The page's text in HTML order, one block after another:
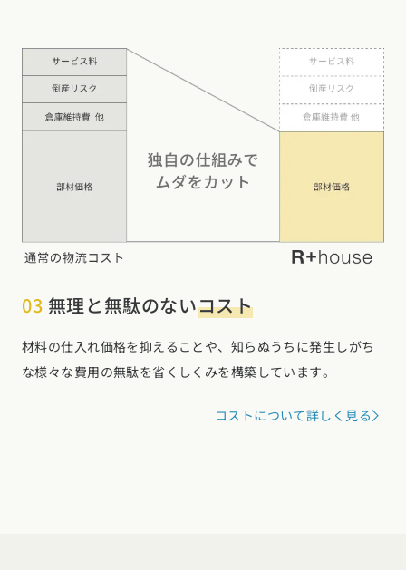
03 無理と無駄のないコスト
材料の仕入れ価格を抑えることや、知らぬうちに発生しがち
な様々な費用の無駄を省くしくみを構築しています。
コストについて詳しく見る